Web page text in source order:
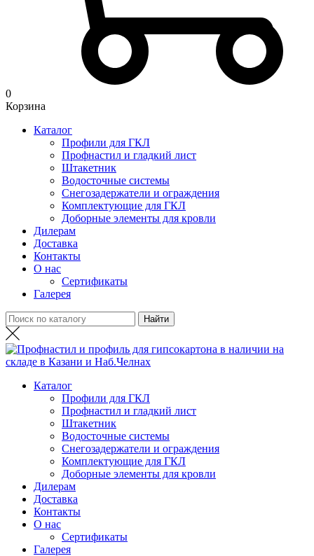
0
Корзина
Каталог
Профили для ГКЛ
Профнастил и гладкий лист
Штакетник
Водосточные системы
Снегозадержатели и ограждения
Комплектующие для ГКЛ
Доборные элементы для кровли
Дилерам
Доставка
Контакты
О нас
Сертификаты
Галерея
Каталог
Профили для ГКЛ
Профнастил и гладкий лист
Штакетник
Водосточные системы
Снегозадержатели и ограждения
Комплектующие для ГКЛ
Доборные элементы для кровли
Дилерам
Доставка
Контакты
О нас
Сертификаты
Галерея